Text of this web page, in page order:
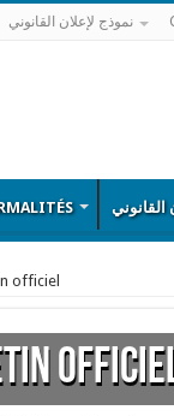
نموذج لإعلان القانوني
القانوني
officiel